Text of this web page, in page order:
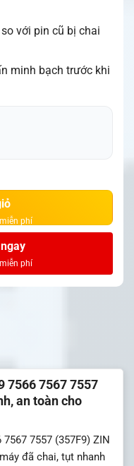
với pin cũ bị chai
minh bạch trước khi
7566 7567 7557
an toàn cho
7567 7557 (357F9) ZIN
đã chai, tụt nhanh